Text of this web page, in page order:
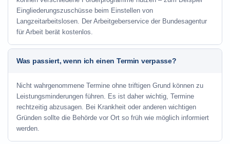
Eingliederungszuschüsse beim Einstellen von
Langzeitarbeitslosen. Der Arbeitgeberservice der Bundesagentur
für Arbeit berät kostenlos.
Was passiert, wenn ich einen Termin verpasse?
Nicht wahrgenommene Termine ohne triftigen Grund können zu
Leistungsminderungen führen. Es ist daher wichtig, Termine
rechtzeitig abzusagen. Bei Krankheit oder anderen wichtigen
Gründen sollte die Behörde vor Ort so früh wie möglich informiert
werden.